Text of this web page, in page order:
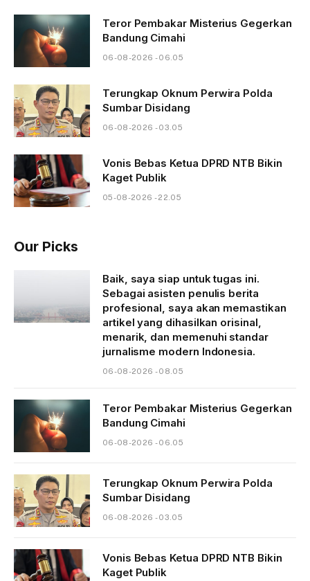
Teror Pembakar Misterius Gegerkan
Bandung Cimahi
06-08-2026 - 06.05
Terungkap Oknum Perwira Polda
Sumbar Disidang
06-08-2026 - 03.05
Vonis Bebas Ketua DPRD NTB Bikin
Kaget Publik
05-08-2026 - 22.05
Our Picks
Baik, saya siap untuk tugas ini.
Sebagai asisten penulis berita
profesional, saya akan memastikan
artikel yang dihasilkan orisinal,
menarik, dan memenuhi standar
jurnalisme modern Indonesia.
06-08-2026 - 08.05
Teror Pembakar Misterius Gegerkan
Bandung Cimahi
06-08-2026 - 06.05
Terungkap Oknum Perwira Polda
Sumbar Disidang
06-08-2026 - 03.05
Vonis Bebas Ketua DPRD NTB Bikin
Kaget Publik